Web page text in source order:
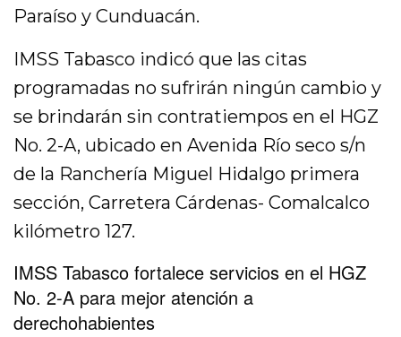
Paraíso y Cunduacán.
IMSS Tabasco indicó que las citas
programadas no sufrirán ningún cambio y
se brindarán sin contratiempos en el HGZ
No. 2-A, ubicado en Avenida Río seco s/n
de la Ranchería Miguel Hidalgo primera
sección, Carretera Cárdenas- Comalcalco
kilómetro 127.
IMSS Tabasco fortalece servicios en el HGZ
No. 2-A para mejor atención a
derechohabientes